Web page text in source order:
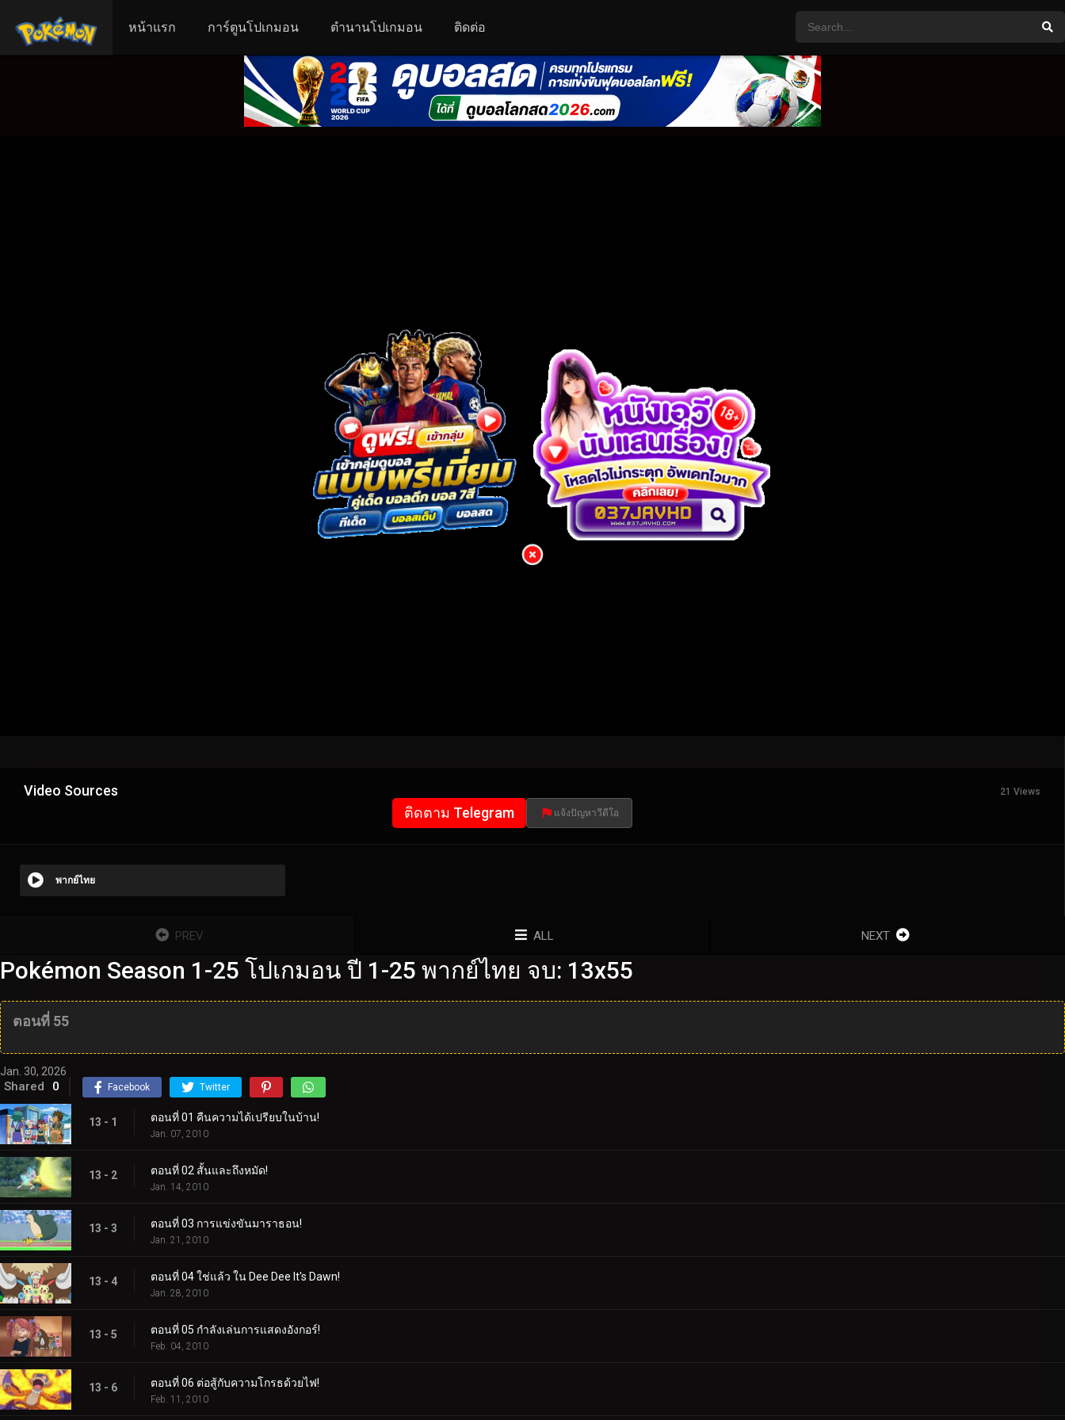
หน้าแรก การ์ตูนโปเกมอน ตำนานโปเกมอน ติดต่อ
Video Sources 21 Views
ติดตาม Telegram แจ้งปัญหาวีดีโอ
พากย์ไทย
PREV ALL NEXT
Pokémon Season 1-25 โปเกมอน ปี 1-25 พากย์ไทย จบ: 13x55
ตอนที่ 55
Jan. 30, 2026
Shared 0 Facebook Twitter
13 - 1 ตอนที่ 01 คืนความได้เปรียบในบ้าน!
Jan. 07, 2010
13 - 2 ตอนที่ 02 สั้นและถึงหมัด!
Jan. 14, 2010
13 - 3 ตอนที่ 03 การแข่งขันมาราธอน!
Jan. 21, 2010
13 - 4 ตอนที่ 04 ใช่แล้ว ใน Dee Dee It's Dawn!
Jan. 28, 2010
13 - 5 ตอนที่ 05 กำลังเล่นการแสดงอังกอร์!
Feb. 04, 2010
13 - 6 ตอนที่ 06 ต่อสู้กับความโกรธด้วยไฟ!
Feb. 11, 2010